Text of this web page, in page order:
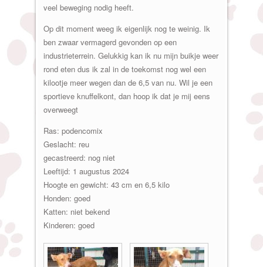
veel beweging nodig heeft.
Op dit moment weeg ik eigenlijk nog te weinig. Ik
ben zwaar vermagerd gevonden op een
industrieterrein. Gelukkig kan ik nu mijn buikje weer
rond eten dus ik zal in de toekomst nog wel een
kilootje meer wegen dan de 6,5 van nu. Wil je een
sportieve knuffelkont, dan hoop ik dat je mij eens
overweegt
Ras: podencomix
Geslacht: reu
gecastreerd: nog niet
Leeftijd: 1 augustus 2024
Hoogte en gewicht: 43 cm en 6,5 kilo
Honden: goed
Katten: niet bekend
Kinderen: goed